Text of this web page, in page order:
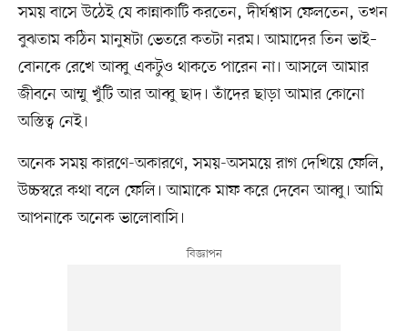
সময় বাসে উঠেই যে কান্নাকাটি করতেন, দীর্ঘশ্বাস ফেলতেন, তখন
বুঝতাম কঠিন মানুষটা ভেতরে কতটা নরম। আমাদের তিন ভাই–
বোনকে রেখে আব্বু একটুও থাকতে পারেন না। আসলে আমার
জীবনে আম্মু খুঁটি আর আব্বু ছাদ। তাঁদের ছাড়া আমার কোনো
অস্তিত্ব নেই।
অনেক সময় কারণে-অকারণে, সময়-অসময়ে রাগ দেখিয়ে ফেলি,
উচ্চস্বরে কথা বলে ফেলি। আমাকে মাফ করে দেবেন আব্বু। আমি
আপনাকে অনেক ভালোবাসি।